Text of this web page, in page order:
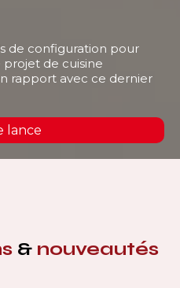
de configuration pour
de cuisine
rapport avec ce dernier
lance
& nouveautés